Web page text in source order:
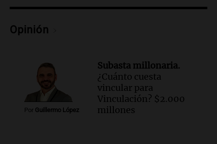
Opinión
Por Guillermo López
Subasta millonaria.
¿Cuánto cuesta
vincular para
Vinculación? $2.000
millones